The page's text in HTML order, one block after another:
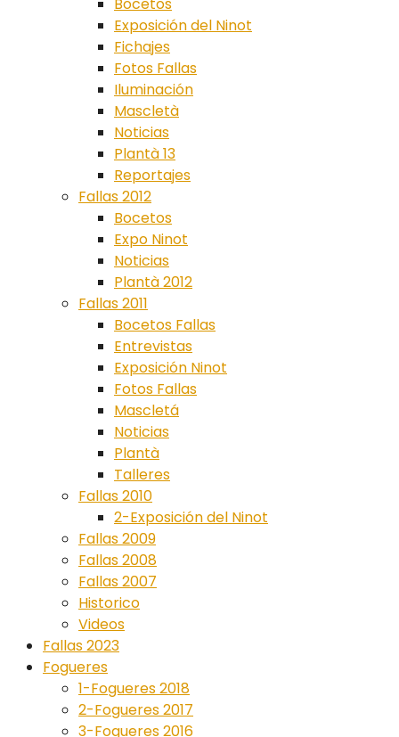
Exposición del Ninot
Fichajes
Fotos Fallas
Iluminación
Mascletà
Noticias
Plantà 13
Reportajes
Fallas 2012
Bocetos
Expo Ninot
Noticias
Plantà 2012
Fallas 2011
Bocetos Fallas
Entrevistas
Exposición Ninot
Fotos Fallas
Mascletá
Noticias
Plantà
Talleres
Fallas 2010
2-Exposición del Ninot
Fallas 2009
Fallas 2008
Fallas 2007
Historico
Videos
Fallas 2023
Fogueres
1-Fogueres 2018
2-Fogueres 2017
3-Fogueres 2016